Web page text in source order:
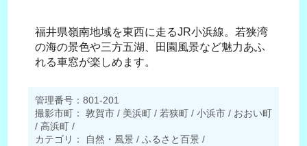
福井県嶺南地域を東西に走るJR小浜線。若狭湾
の海の景色や三方五湖、田園風景など魅力あふ
れる車窓が楽しめます。
管理番号：801-201
撮影市町： 敦賀市 / 美浜町 / 若狭町 / 小浜市 / おおい町
/ 高浜町 /
カテゴリ： 自然・風景 / ふるさと百景 /